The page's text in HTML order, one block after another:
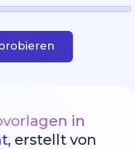
in
, erstellt von